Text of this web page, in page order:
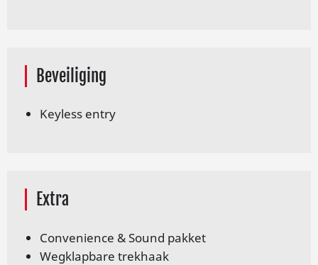
Beveiliging
Keyless entry
Extra
Convenience & Sound pakket
Wegklapbare trekhaak